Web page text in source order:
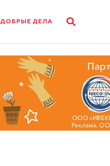
ДОБРЫЕ ДЕЛА